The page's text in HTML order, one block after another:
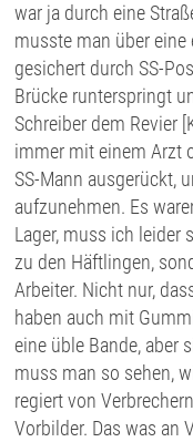
war ja durch eine
musste man über
gesichert durch SS-
Brücke runterspringt
Schreiber dem Revier
immer mit einem Arzt
SS-Mann ausgerückt,
aufzunehmen. Es
Lager, muss ich leider
zu den Häftlingen,
Arbeiter. Nicht nur,
haben auch mit
eine üble Bande, aber
muss man so sehen,
regiert von
Vorbilder. Das was an